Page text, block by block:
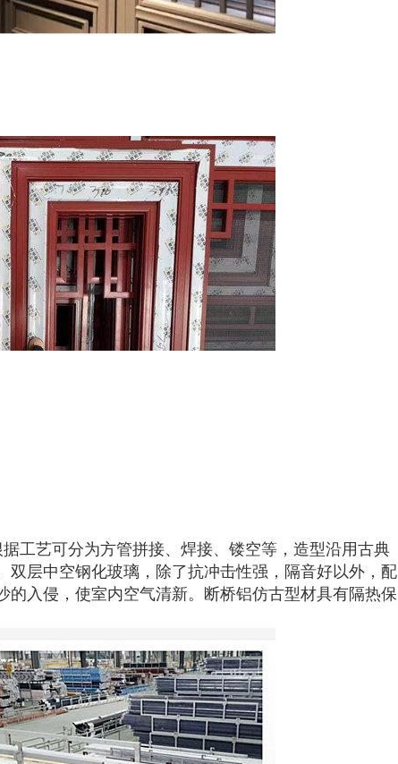
工艺可分为方管拼接、焊接、镂空等，造型沿用古典
层中空钢化玻璃，除了抗冲击性强，隔音好以外，配
入侵，使室内空气清新。断桥铝仿古型材具有隔热保